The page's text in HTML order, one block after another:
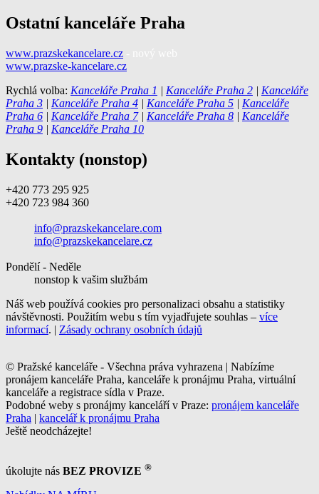
Ostatní kanceláře Praha
www.prazskekancelare.cz
www.prazske-kancelare.cz
Rychlá volba: Kanceláře Praha 1 | Kanceláře Praha 2 | Kanceláře
Praha 3 | Kanceláře Praha 4 | Kanceláře Praha 5 | Kanceláře
Praha 6 | Kanceláře Praha 7| Kanceláře Praha 8 | Kanceláře
Praha 9 | Kanceláře Praha 10
Kontakty (nonstop)
+420 773 295 925
+420 723 984 360
info@prazskekancelare.com
info@prazskekancelare.cz
Pondělí - Neděle
nonstop k vašim službám
Náš web používá cookies pro personalizaci obsahu a statistiky
návštěvnosti. Použitím webu s tím vyjadřujete souhlas – více
informací. | Zásady ochrany osobních údajů
© Pražské kanceláře - Všechna práva vyhrazena | Nabízíme
pronájem kanceláře Praha, kanceláře k pronájmu Praha, virtuální
kanceláře a registrace sídla v Praze.
Podobné weby s pronájmy kanceláří v Praze: pronájem kanceláře
Praha | kancelář k pronájmu Praha
Ještě neodcházejte!
úkolujte nás BEZ PROVIZE ®